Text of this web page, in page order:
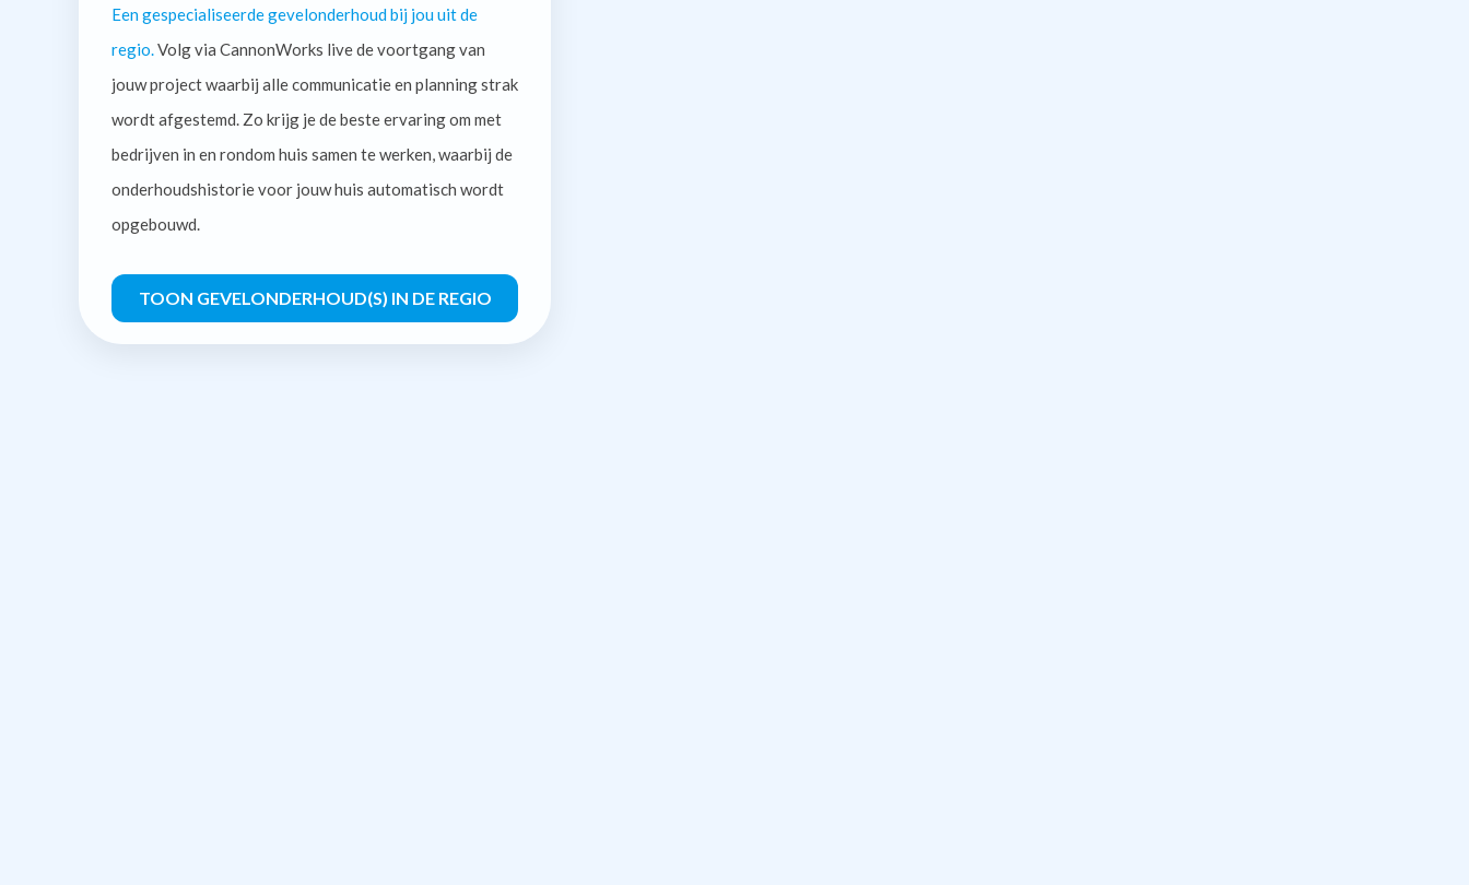
Een gespecialiseerde gevelonderhoud bij jou uit de
regio. Volg via CannonWorks live de voortgang van
jouw project waarbij alle communicatie en planning strak
wordt afgestemd. Zo krijg je de beste ervaring om met
bedrijven in en rondom huis samen te werken, waarbij de
onderhoudshistorie voor jouw huis automatisch wordt
opgebouwd.
TOON GEVELONDERHOUD(S) IN DE REGIO